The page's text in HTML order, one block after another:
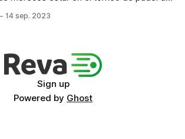
14 sep. 2023
Sign up
Powered by Ghost